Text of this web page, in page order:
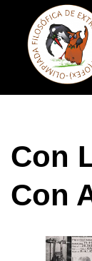
Con
Con